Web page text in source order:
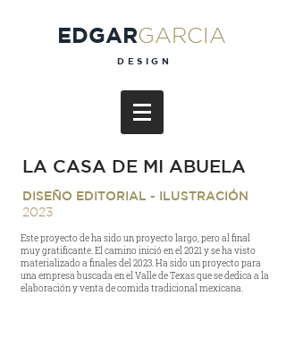
EDGARGARCIA
DESIGN
LA CASA DE MI ABUELA
DISEÑO EDITORIAL - ILUSTRACIÓN
2023
Este proyecto de ha sido un proyecto largo, pero al final
muy gratificante. El camino inició en el 2021 y se ha visto
materializado a finales del 2023. Ha sido un proyecto para
una empresa buscada en el Valle de Texas que se dedica a la
elaboración y venta de comida tradicional mexicana.